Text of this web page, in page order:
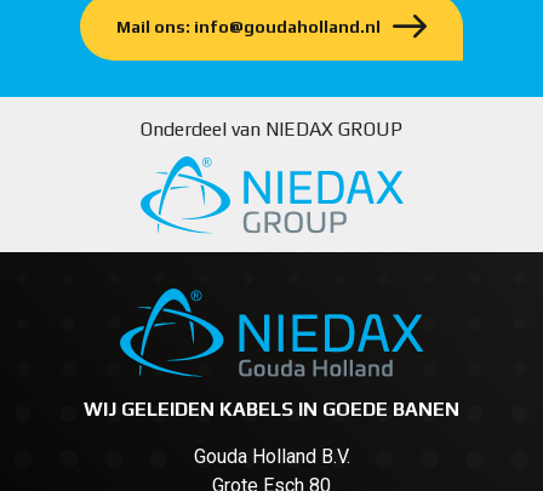
Mail ons: info@goudaholland.nl
Onderdeel van NIEDAX GROUP
WIJ GELEIDEN KABELS IN GOEDE BANEN
Gouda Holland B.V.
Grote Esch 80